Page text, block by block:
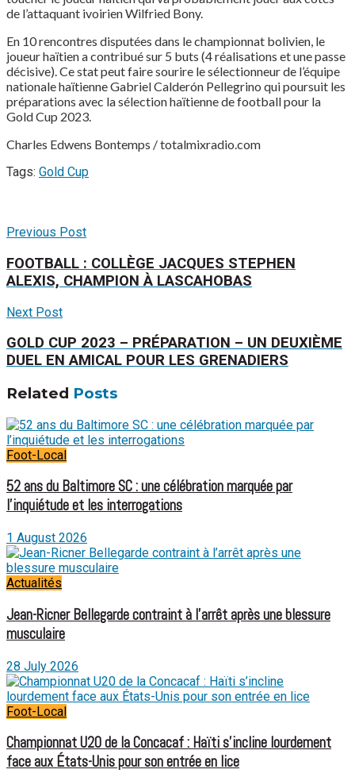
de l’attaquant ivoirien Wilfried Bony.
En 10 rencontres disputées dans le championnat bolivien, le
joueur haïtien a contribué sur 5 buts (4 réalisations et une passe
décisive). Ce stat peut faire sourire le sélectionneur de l’équipe
nationale haïtienne Gabriel Calderón Pellegrino qui poursuit les
préparations avec la sélection haïtienne de football pour la
Gold Cup 2023.
Charles Edwens Bontemps / totalmixradio.com
Tags: Gold Cup
Previous Post
FOOTBALL : COLLÈGE JACQUES STEPHEN
ALEXIS, CHAMPION À LASCAHOBAS
Next Post
GOLD CUP 2023 – PRÉPARATION – UN DEUXIÈME
DUEL EN AMICAL POUR LES GRENADIERS
Related Posts
Foot-Local
52 ans du Baltimore SC : une célébration marquée par
l’inquiétude et les interrogations
1 August 2026
Actualités
Jean-Ricner Bellegarde contraint à l’arrêt après une blessure
musculaire
28 July 2026
Foot-Local
Championnat U20 de la Concacaf : Haïti s’incline lourdement
face aux États-Unis pour son entrée en lice